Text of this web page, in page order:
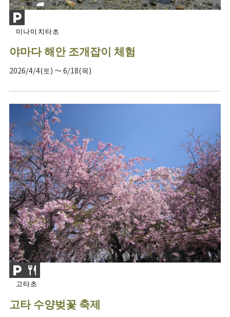
미나미치타초
야마다 해안 조개잡이 체험
2026/4/4(토) ～ 6/18(목)
고타초
고타 수양벚꽃 축제